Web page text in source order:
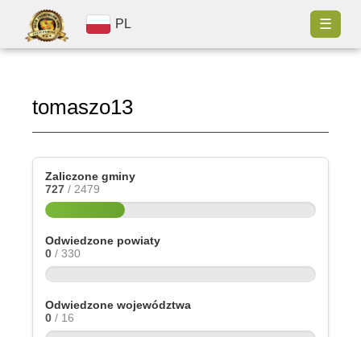
PL ☰
tomaszo13
Zaliczone gminy
727 / 2479
Odwiedzone powiaty
0 / 330
Odwiedzone województwa
0 / 16